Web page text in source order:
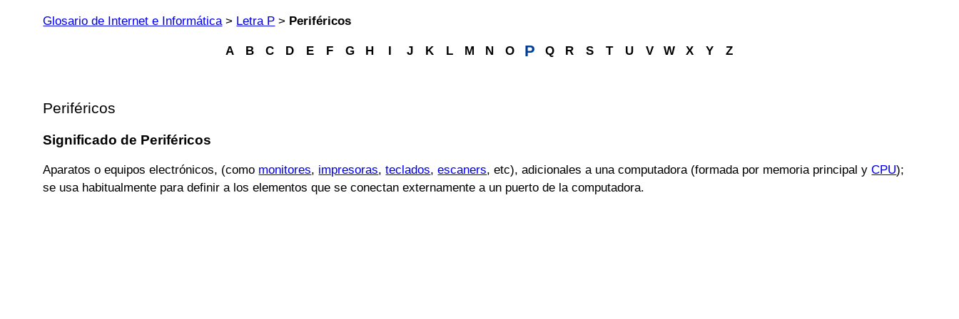
Glosario de Internet e Informática> Letra P > Periféricos
A B C D E F G H I J K L M N O P Q R S T U V W X Y Z
Periféricos
Significado de Periféricos
Aparatos o equipos electrónicos, (como monitores, impresoras,teclados,escaners, etc), adicionales a una computadora (formada por memoria principal yCPU);
se usa habitualmente para definir a los elementos que se conectan externamente a un puerto de la computadora.